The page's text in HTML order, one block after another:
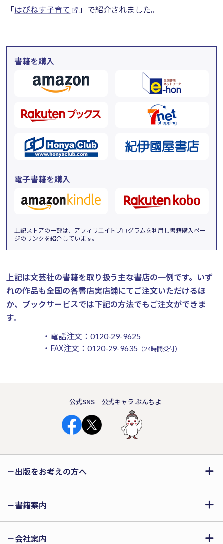
「はぴねす子育て 」で紹介されました。
書籍を購入
電子書籍を購入
上記ストアの一部は、アフィリエイトプログラムを利用し書籍購入ペー
ジのリンクを紹介しています。
上記は文芸社の書籍を取り扱う主な書店の一例です。 いず
れの作品も全国の各書店実店舗にてご注文いただけるほ
か、ブックサービスでは下記の方法でもご注文ができま
す。
・電話注文： 0120-29-9625
・FAX注文： 0120-29-9635 （24時間受付）
公式SNS 公式キャラ ぶんちよ
出版をお考えの方へ
書籍案内
会社案内